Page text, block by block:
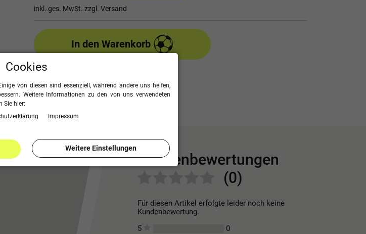
inkl. ges. MwSt. zzgl. Versand
In den Warenkorb
Seite drucken Größentabelle
Kundenbewertungen
(0)
Für diesen Artikel erfolgte leider noch keine
Kundenbewertung.
5
0
Cookies
von diesen sind essenziell, während andere uns helfen,
Weitere Informationen zu den von uns verwendeten
Sie hier:
Impressum
Weitere Einstellungen